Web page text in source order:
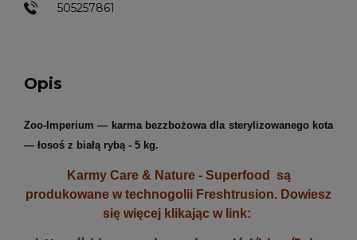
505257861
Opis
Zoo-Imperium — karma bezzbożowa dla sterylizowanego kota
— łosoś z białą rybą - 5 kg.
Karmy Care & Nature - Superfood są
produkowane w technogolii Freshtrusion. Dowiesz
się więcej klikając w link: